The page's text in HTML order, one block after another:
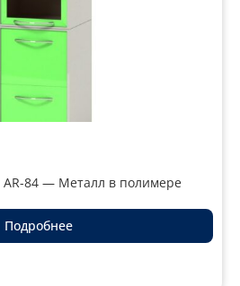
84 — Металл в полимере
Подробнее